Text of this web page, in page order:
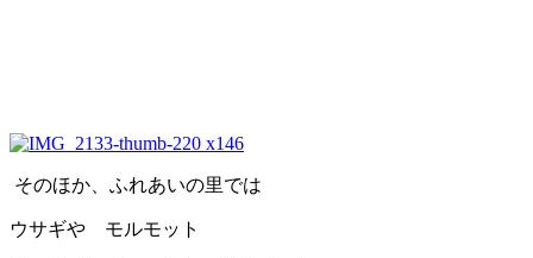
そのほか、ふれあいの里では
ウサギや モルモット